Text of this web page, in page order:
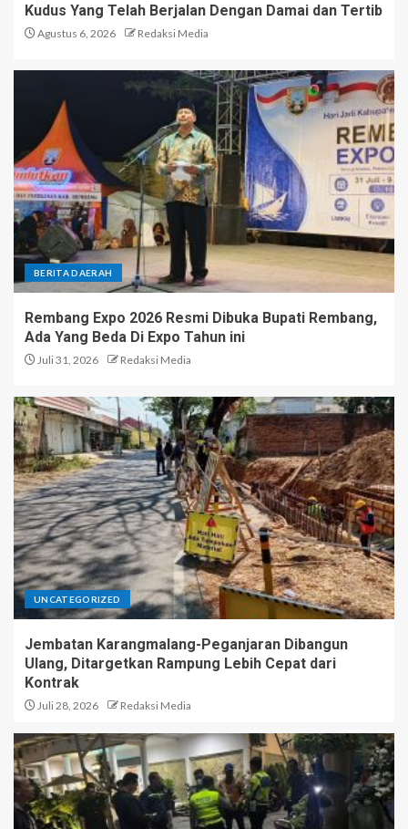
Kudus Yang Telah Berjalan Dengan Damai dan Tertib
Agustus 6, 2026 Redaksi Media
BERITA DAERAH
Rembang Expo 2026 Resmi Dibuka Bupati Rembang,
Ada Yang Beda Di Expo Tahun ini
Juli 31, 2026 Redaksi Media
UNCATEGORIZED
Jembatan Karangmalang-Peganjaran Dibangun
Ulang, Ditargetkan Rampung Lebih Cepat dari
Kontrak
Juli 28, 2026 Redaksi Media